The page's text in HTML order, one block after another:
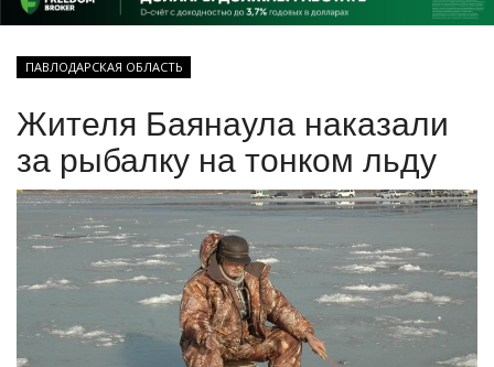
Главная
ПАВЛОДАРСКАЯ ОБЛАСТЬ
КАЗАХСТАН
МИР
СПЕЦПРОЕКТЫ
ПАВЛОДАРСКАЯ ОБЛАСТЬ
Жителя Баянаула наказали
за рыбалку на тонком льду